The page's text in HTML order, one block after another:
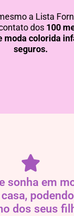
a Lista
dos 100
moda colorida
seguros.
sonha em
dos seus